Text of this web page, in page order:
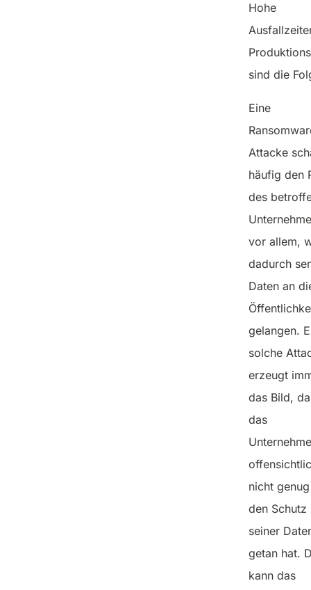
Hohe
sind die
Eine
Attacke
häufig den
des
vor allem,
dadurch
Daten an
gelangen.
solche
erzeugt
das Bild,
das
nicht
den Schutz
seiner
getan hat.
kann das